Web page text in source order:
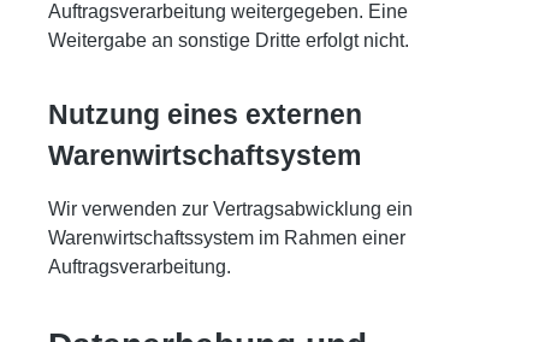
Auftragsverarbeitung weitergegeben. Eine
Weitergabe an sonstige Dritte erfolgt nicht.
Nutzung eines externen
Warenwirtschaftsystem
Wir verwenden zur Vertragsabwicklung ein
Warenwirtschaftssystem im Rahmen einer
Auftragsverarbeitung.